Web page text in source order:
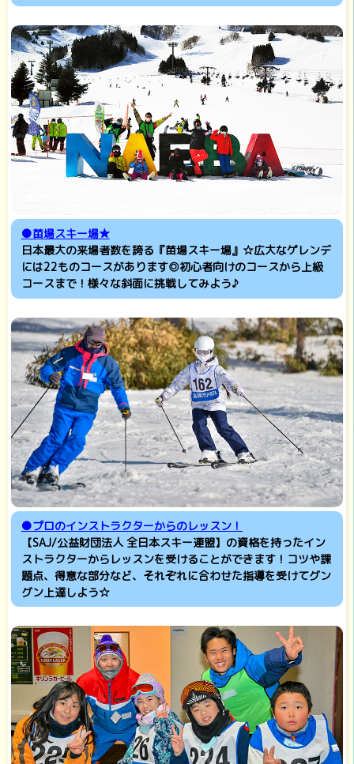
●苗場スキー場★
日本最大の来場者数を誇る『苗場スキー場』☆広大なゲレンデ
には22ものコースがあります◎初心者向けのコースから上級
コースまで！様々な斜面に挑戦してみよう♪
●プロのインストラクターからのレッスン！
【SAJ/公益財団法人 全日本スキー連盟】の資格を持ったイン
ストラクターからレッスンを受けることができます！コツや課
題点、得意な部分など、それぞれに合わせた指導を受けてグン
グン上達しよう☆